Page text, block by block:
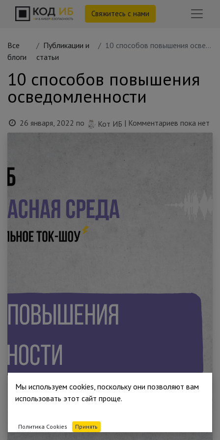
Свяжитесь с нами
Все
блоги
Публикации и
статьи
10 cпособов повышения осведомленности
10 cпособов повышения
осведомленности
26 января, 2022 по Кот ИБ | Комментариев пока нет
Мы используем cookies, поскольку они позволяют вам
использовать этот сайт проще.
Политика Cookies Принять